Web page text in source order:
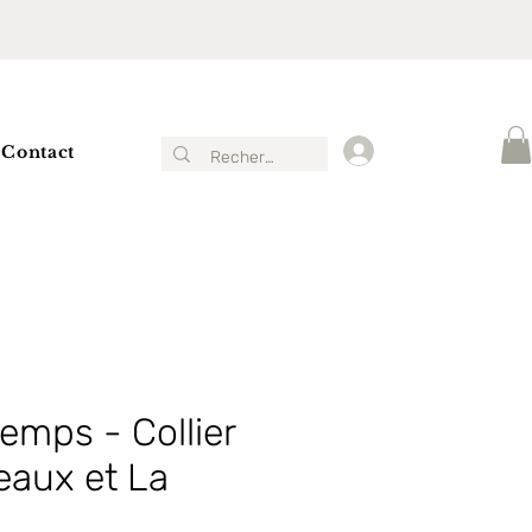
Contact
- Collier
et La